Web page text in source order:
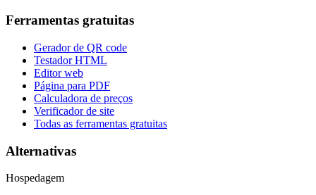
Ferramentas gratuitas
Gerador de QR code
Testador HTML
Editor web
Página para PDF
Calculadora de preços
Verificador de site
Todas as ferramentas gratuitas
Alternativas
Hospedagem